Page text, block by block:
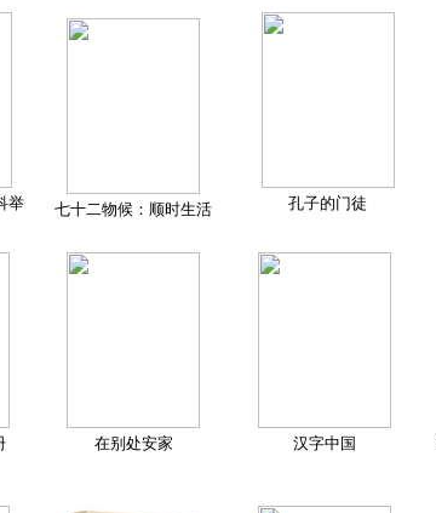
举 七十二物候：顺时生活 孔子的门徒
在别处安家 汉字中国